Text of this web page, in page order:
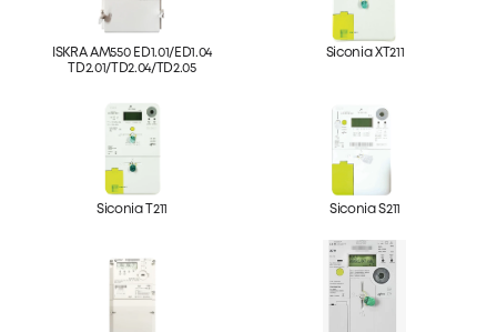
ISKRA AM550 ED1.01/ED1.04
TD2.01/TD2.04/TD2.05
Siconia XT211
Siconia T211 Siconia S211